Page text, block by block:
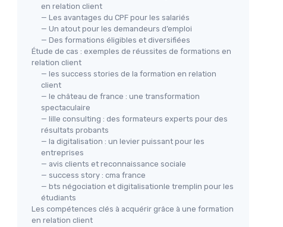
en relation client
— Les avantages du CPF pour les salariés
— Un atout pour les demandeurs d’emploi
— Des formations éligibles et diversifiées
Étude de cas : exemples de réussites de formations en
relation client
— les success stories de la formation en relation
client
— le château de france : une transformation
spectaculaire
— lille consulting : des formateurs experts pour des
résultats probants
— la digitalisation : un levier puissant pour les
entreprises
— avis clients et reconnaissance sociale
— success story : cma france
— bts négociation et digitalisationle tremplin pour les
étudiants
Les compétences clés à acquérir grâce à une formation
en relation client